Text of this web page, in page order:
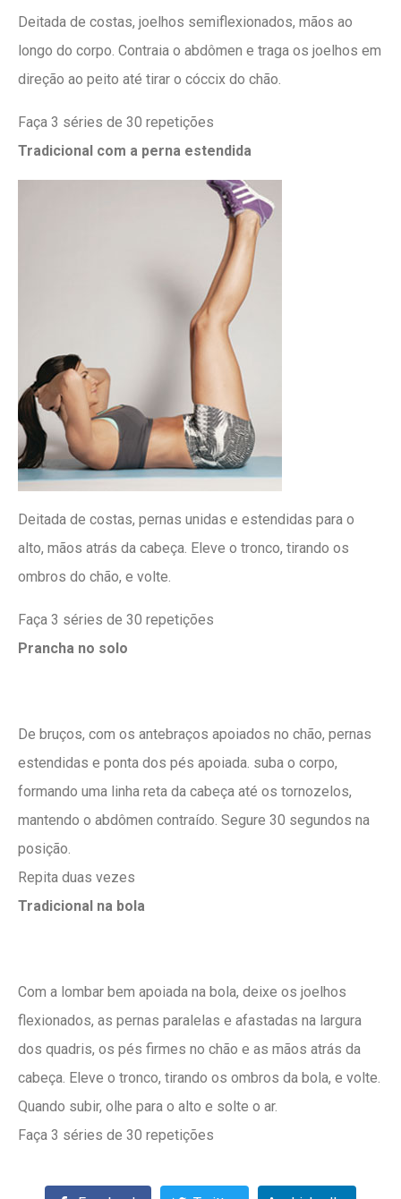
Deitada de costas, joelhos semiflexionados, mãos ao
longo do corpo. Contraia o abdômen e traga os joelhos em
direção ao peito até tirar o cóccix do chão.
Faça 3 séries de 30 repetições
Tradicional com a perna estendida
Deitada de costas, pernas unidas e estendidas para o
alto, mãos atrás da cabeça. Eleve o tronco, tirando os
ombros do chão, e volte.
Faça 3 séries de 30 repetições
Prancha no solo
De bruços, com os antebraços apoiados no chão, pernas
estendidas e ponta dos pés apoiada. suba o corpo,
formando uma linha reta da cabeça até os tornozelos,
mantendo o abdômen contraído. Segure 30 segundos na
posição.
Repita duas vezes
Tradicional na bola
Com a lombar bem apoiada na bola, deixe os joelhos
flexionados, as pernas paralelas e afastadas na largura
dos quadris, os pés firmes no chão e as mãos atrás da
cabeça. Eleve o tronco, tirando os ombros da bola, e volte.
Quando subir, olhe para o alto e solte o ar.
Faça 3 séries de 30 repetições